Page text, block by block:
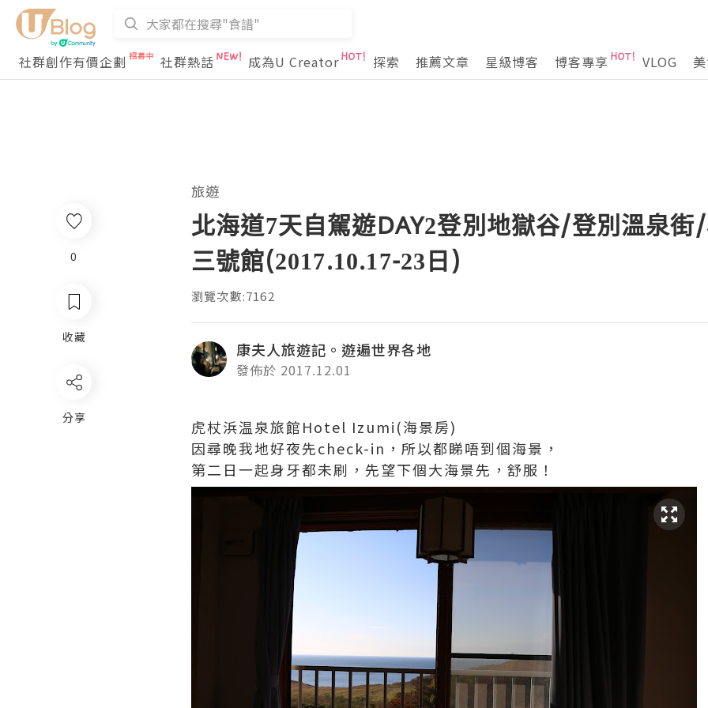
社群創作有價企劃 社群熱話 成為U Creator 探索 推薦文章 星級博客 博客專享 VLOG
0
收藏
分享
旅遊
北海道7天自駕遊DAY2登別地獄谷/登別溫泉
三號館(2017.10.17-23日)
瀏覽次數:7162
康夫人旅遊記。遊遍世界各地
發佈於 2017.12.01
虎杖浜温泉旅館Hotel Izumi(海景房)
因尋晚我地好夜先check-in，所以都睇唔到個海景，
第二日一起身牙都未刷，先望下個大海景先，舒服！